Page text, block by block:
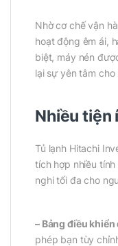
Nhờ cơ chế vận
hoạt động êm ái,
biệt, máy nén
lại sự yên tâm
Nhiều tiện
Tủ lạnh Hitachi
tích hợp nhiều
nghi tối đa cho
– Bảng điều
phép bạn tùy